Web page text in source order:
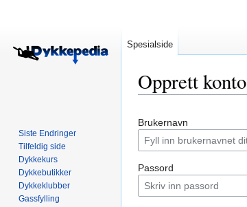
Opprett konto
til
navigering
til
søk
Brukernavn
Passord
Spesialside
Siste Endringer
Tilfeldig side
Dykkekurs
Dykkebutikker
Dykkeklubber
Gassfylling